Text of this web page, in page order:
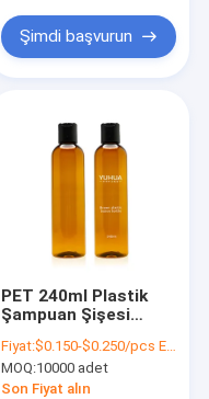
Şimdi başvurun
PET 240ml Plastik
Şampuan Şişesi
Yıkama Losyonu
Şişesi
Fiyat:$0.150-$0.250/pcs EXW
MOQ:10000 adet
Son Fiyat alın